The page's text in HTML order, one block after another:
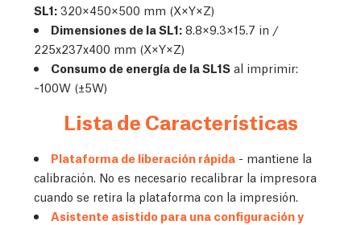
SL1: 320×450×500 mm (X×Y×Z)
Dimensiones de la SL1: 8.8×9.3×15.7 in /
225x237x400 mm (X×Y×Z)
Consumo de energía de la SL1S al imprimir:
~100W (±5W)
Lista de Características
Plataforma de liberación rápida - mantiene la
calibración. No es necesario recalibrar la impresora
cuando se retira la plataforma con la impresión.
Asistente asistido para una configuración y